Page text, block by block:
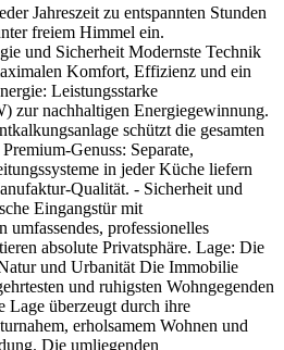
Jahreszeit zu entspannten Stunden
freiem Himmel ein.
und Sicherheit Modernste Technik
Komfort, Effizienz und ein
Leistungsstarke
zur nachhaltigen Energiegewinnung.
schützt die gesamten
Genuss: Separate,
in jeder Küche liefern
Qualität. - Sicherheit und
Eingangstür mit
umfassendes, professionelles
absolute Privatsphäre. Lage: Die
und Urbanität Die Immobilie
und ruhigsten Wohngegenden
Lage überzeugt durch ihre
erholsamem Wohnen und
Die umliegenden